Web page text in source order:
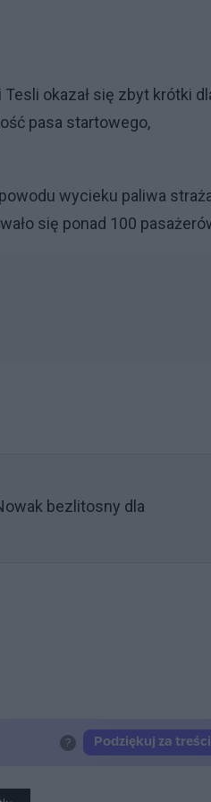
okazał się zbyt krótki
pasa startowego,
wycieku paliwa
się ponad 100
bezlitosny dla